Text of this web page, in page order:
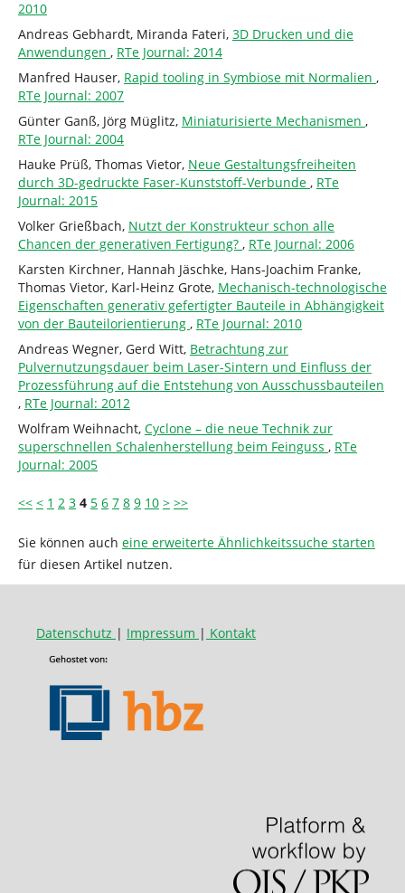
2010
Andreas Gebhardt, Miranda Fateri, 3D Drucken und die
Anwendungen , RTe Journal: 2014
Manfred Hauser, Rapid tooling in Symbiose mit Normalien ,
RTe Journal: 2007
Günter Ganß, Jörg Müglitz, Miniaturisierte Mechanismen ,
RTe Journal: 2004
Hauke Prüß, Thomas Vietor, Neue Gestaltungsfreiheiten
durch 3D-gedruckte Faser-Kunststoff-Verbunde , RTe
Journal: 2015
Volker Grießbach, Nutzt der Konstrukteur schon alle
Chancen der generativen Fertigung? , RTe Journal: 2006
Karsten Kirchner, Hannah Jäschke, Hans-Joachim Franke,
Thomas Vietor, Karl-Heinz Grote, Mechanisch-technologische
Eigenschaften generativ gefertigter Bauteile in Abhängigkeit
von der Bauteilorientierung , RTe Journal: 2010
Andreas Wegner, Gerd Witt, Betrachtung zur
Pulvernutzungsdauer beim Laser-Sintern und Einfluss der
Prozessführung auf die Entstehung von Ausschussbauteilen
, RTe Journal: 2012
Wolfram Weihnacht, Cyclone – die neue Technik zur
superschnellen Schalenherstellung beim Feinguss , RTe
Journal: 2005
<< < 1 2 3 4 5 6 7 8 9 10 > >>
Sie können auch eine erweiterte Ähnlichkeitssuche starten
für diesen Artikel nutzen.
Datenschutz | Impressum | Kontakt